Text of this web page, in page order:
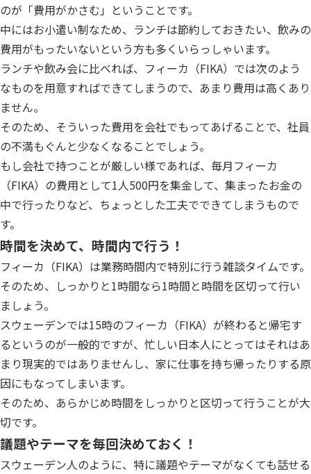
のが「費用がかさむ」ということです。
中にはお小遣い制なため、ランチは節約しておきたい、飲みの
費用がもったいないという方も多くいらっしゃいます。
ランチや飲み会に比べれば、フィーカ（FIKA）では次のよう
なものを用意すればできてしまうので、あまり費用は高くあり
ません。
そのため、そういった費用を会社でもってあげることで、社員
の不満もぐんと少なくなることでしょう。
もし会社で持つことが厳しい様であれば、毎月フィーカ
（FIKA）の費用として1人500円を集金して、集まったお金の
中で行ったりなど、ちょっとした工夫でできてしまうもので
す。
時間を決めて、時間内で行う！
フィーカ（FIKA）は業務時間内で特別に行う雑談タイムです。
そのため、しっかりと1時間なら1時間と時間を区切って行い
ましょう。
スウェーデンでは15時のフィーカ（FIKA）が終わると帰宅す
るというのが一般的ですが、忙しい日本人にとってはそれはあ
まり現実的ではありませんし、家に仕事を持ち帰ったりする原
因にもなってしまいます。
そのため、あらかじめ時間をしっかりと区切って行うことが大
切です。
議題やテーマを毎回決めておく！
スウェーデン人のように、特に議題やテーマがなくても話せる